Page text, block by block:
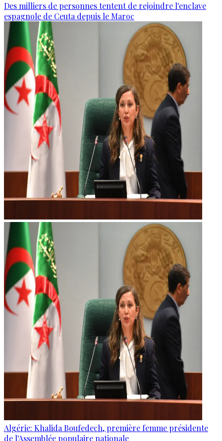
Des milliers de personnes tentent de rejoindre l'enclave
espagnole de Ceuta depuis le Maroc
Algérie: Khalida Boufedech, première femme présidente
de l'Assemblée populaire nationale